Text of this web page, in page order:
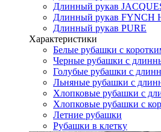
Длинный рукав
Длинный рукав FYNCH
Длинный рукав PURE
Характеристики
Белые рубашки с
Черные рубашки с
Голубые рубашки с
Льняные рубашки с
Хлопковые рубашки с
Хлопковые рубашки с
Летние рубашки
Рубашки в клетку